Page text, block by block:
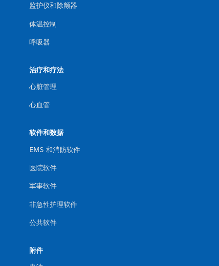
监护仪和除颤器
体温控制
呼吸器
治疗和疗法
心脏管理
心血管
软件和数据
EMS 和消防软件
医院软件
军事软件
非急性护理软件
公共软件
附件